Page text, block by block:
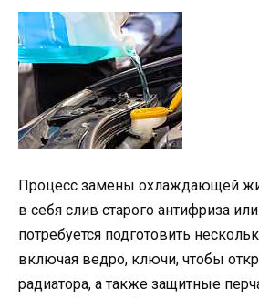
Процесс замены охлаждающей
в себя слив старого антифриза
потребуется подготовить
включая ведро, ключи, чтобы
радиатора, а также защитные